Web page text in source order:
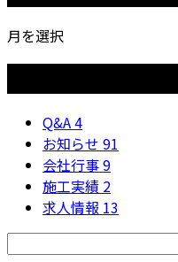
月を選択
Q&A4
お知らせ 91
会社行事9
施工実績 2
求人情報 13